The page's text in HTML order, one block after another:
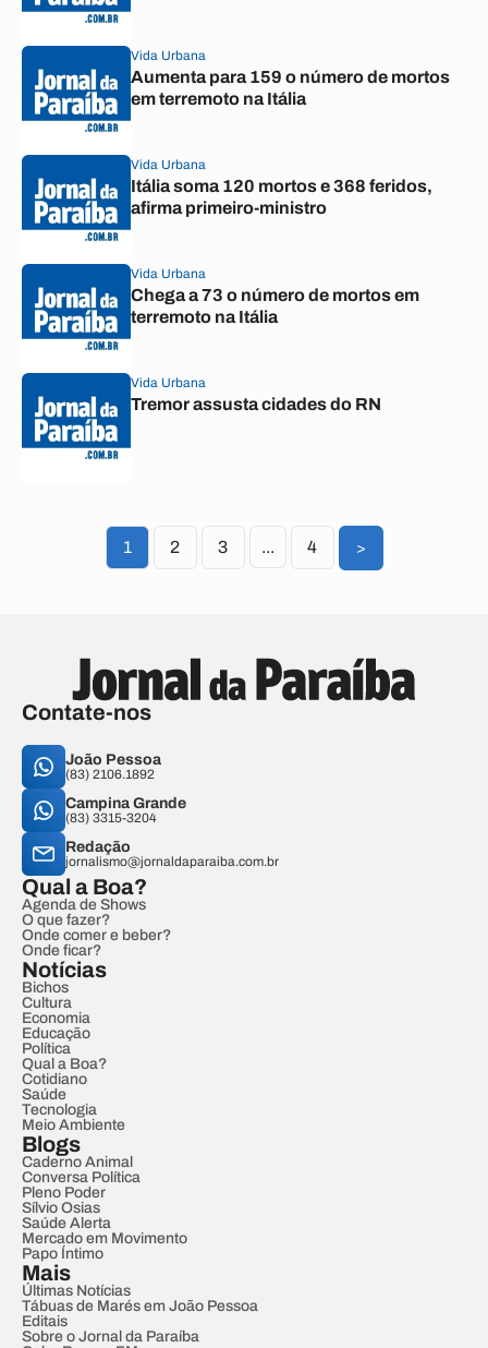
Vida Urbana
Aumenta para 159 o número de mortos
em terremoto na Itália
Vida Urbana
Itália soma 120 mortos e 368 feridos,
afirma primeiro-ministro
Vida Urbana
Chega a 73 o número de mortos em
terremoto na Itália
Vida Urbana
Tremor assusta cidades do RN
1 2 3 ... 4 >
Contate-nos
João Pessoa
(83) 2106.1892
Campina Grande
(83) 3315-3204
Redação
jornalismo@jornaldaparaiba.com.br
Qual a Boa?
Agenda de Shows
O que fazer?
Onde comer e beber?
Onde ficar?
Notícias
Bichos
Cultura
Economia
Educação
Política
Qual a Boa?
Cotidiano
Saúde
Tecnologia
Meio Ambiente
Blogs
Caderno Animal
Conversa Política
Pleno Poder
Sílvio Osias
Saúde Alerta
Mercado em Movimento
Papo Íntimo
Mais
Últimas Notícias
Tábuas de Marés em João Pessoa
Editais
Sobre o Jornal da Paraíba